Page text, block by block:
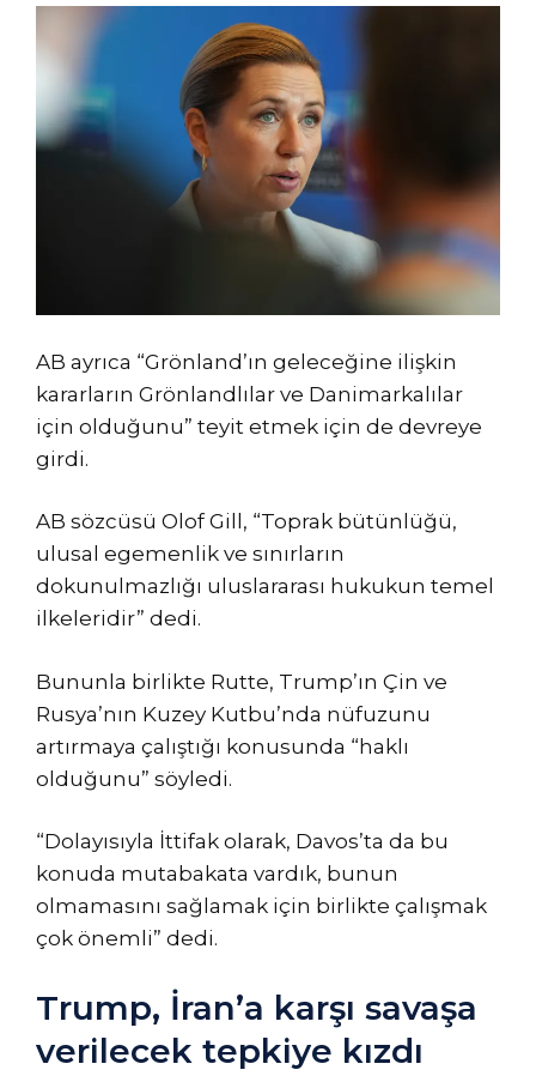
AB ayrıca “Grönland’ın geleceğine ilişkin
kararların Grönlandlılar ve Danimarkalılar
için olduğunu” teyit etmek için de devreye
girdi.
AB sözcüsü Olof Gill, “Toprak bütünlüğü,
ulusal egemenlik ve sınırların
dokunulmazlığı uluslararası hukukun temel
ilkeleridir” dedi.
Bununla birlikte Rutte, Trump’ın Çin ve
Rusya’nın Kuzey Kutbu’nda nüfuzunu
artırmaya çalıştığı konusunda “haklı
olduğunu” söyledi.
“Dolayısıyla İttifak olarak, Davos’ta da bu
konuda mutabakata vardık, bunun
olmamasını sağlamak için birlikte çalışmak
çok önemli” dedi.
Trump, İran’a karşı savaşa
verilecek tepkiye kızdı